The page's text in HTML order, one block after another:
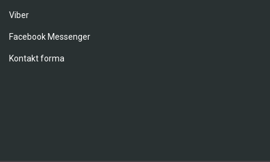
Viber
Facebook Messenger
Kontakt forma